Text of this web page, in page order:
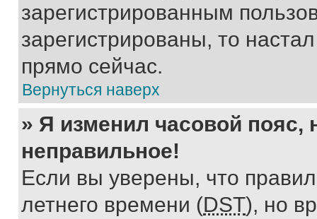
зарегистрированным
зарегистрированы, то
прямо сейчас.
Вернуться наверх
» Я изменил часовой пояс,
неправильное!
Если вы уверены, что
летнего времени (DST), но